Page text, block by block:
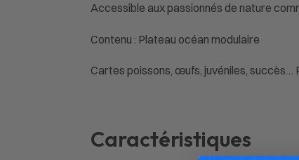
Accessible aux passionnés de nature
Contenu : Plateau océan modulaire
Cartes poissons, œufs, juvéniles,
Caractéristiques